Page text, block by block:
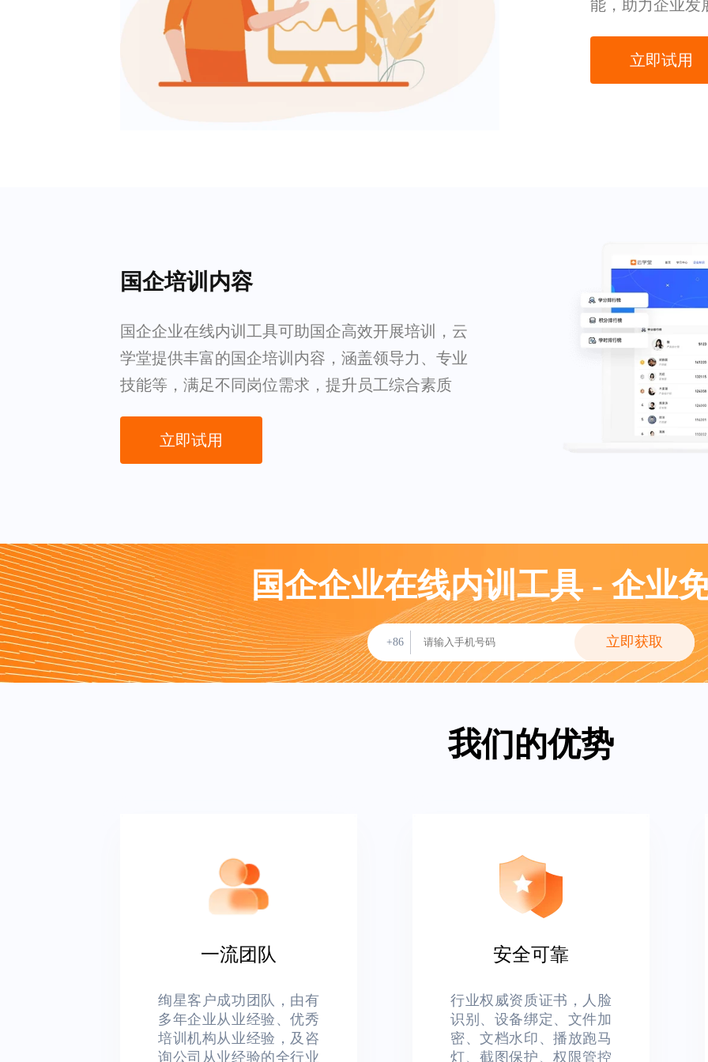
能，助力企业发
立即试用
国企培训内容
国企企业在线内训工具可助国企高效开展培训，云
学堂提供丰富的国企培训内容，涵盖领导力、专业
技能等，满足不同岗位需求，提升员工综合素质
立即试用
国企企业在线内训工具 - 企业
+86 立即获取
我们的优势
一流团队
绚星客户成功团队，由有
多年企业从业经验、优秀
培训机构从业经验，及咨
询公司从业经验的全行业
安全可靠
行业权威资质证书，人脸
识别、设备绑定、文件加
密、文档水印、播放跑马
灯、截图保护、权限管控